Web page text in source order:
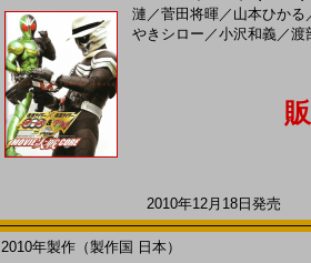
漣 ／菅田将暉／ 山本ひかる
やきシロー ／小沢和義／渡
2010年12月18日発売
2010年製作（製作国 日本）